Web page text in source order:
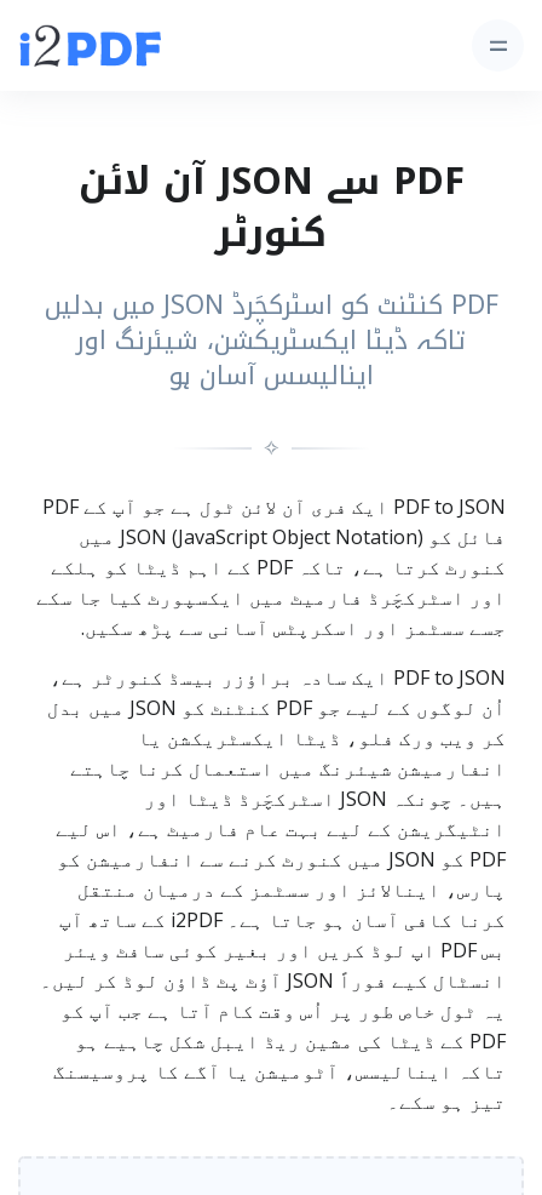
PDF سے JSON آن لائن
کنورٹر
PDF کنٹنٹ کو اسٹرکچَرڈ JSON میں بدلیں
تاکہ ڈیٹا ایکسٹریکشن، شیئرنگ اور
اینالیسس آسان ہو
✧
PDF to JSON ایک فری آن لائن ٹول ہے جو آپ کے PDF
فائل کو JSON (JavaScript Object Notation) میں
کنورٹ کرتا ہے، تاکہ PDF کے اہم ڈیٹا کو ہلکے
اور اسٹرکچَرڈ فارمیٹ میں ایکسپورٹ کیا جا سکے
جسے سسٹمز اور اسکرپٹس آسانی سے پڑھ سکیں.
PDF to JSON ایک سادہ براؤزر بیسڈ کنورٹر ہے،
اُن لوگوں کے لیے جو PDF کنٹنٹ کو JSON میں بدل
کر ویب ورک فلو، ڈیٹا ایکسٹریکشن یا
انفارمیشن شیئرنگ میں استعمال کرنا چاہتے
ہیں۔ چونکہ JSON اسٹرکچَرڈ ڈیٹا اور
انٹیگریشن کے لیے بہت عام فارمیٹ ہے، اس لیے
PDF کو JSON میں کنورٹ کرنے سے انفارمیشن کو
پارس، اینالائز اور سسٹمز کے درمیان منتقل
کرنا کافی آسان ہو جاتا ہے۔ i2PDF کے ساتھ آپ
بس PDF اپ لوڈ کریں اور بغیر کوئی سافٹ ویئر
انسٹال کیے فوراً JSON آؤٹ پٹ ڈاؤن لوڈ کر لیں۔
یہ ٹول خاص طور پر اُس وقت کام آتا ہے جب آپ کو
PDF کے ڈیٹا کی مشین ریڈ ایبل شکل چاہیے ہو
تاکہ اینالیسس، آٹومیشن یا آگے کا پروسیسنگ
تیز ہو سکے۔